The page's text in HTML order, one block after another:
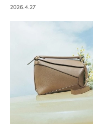
2026.4.27